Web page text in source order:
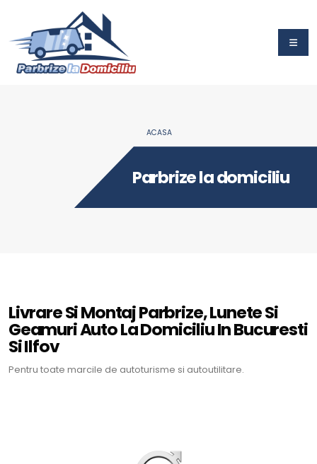
ACASA
Parbrize la domiciliu
Livrare Si Montaj Parbrize, Lunete Si
Geamuri Auto La Domiciliu In Bucuresti
Si Ilfov
Pentru toate marcile de autoturisme si autoutilitare.